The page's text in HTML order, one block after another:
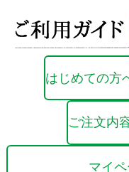
はじめての方
ご注文内
マイ